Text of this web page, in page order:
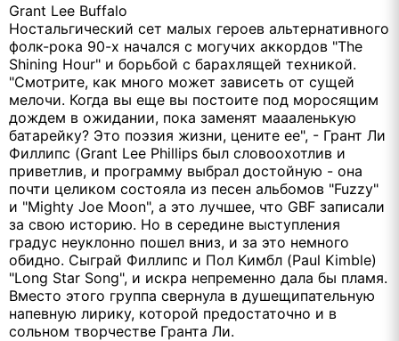
Grant Lee Buffalo
Ностальгический сет малых героев альтернативного
фолк-рока 90-х начался с могучих аккордов "The
Shining Hour" и борьбой с барахлящей техникой.
"Смотрите, как много может зависеть от сущей
мелочи. Когда вы еще вы постоите под моросящим
дождем в ожидании, пока заменят маааленькую
батарейку? Это поэзия жизни, цените ее", - Грант Ли
Филлипс (Grant Lee Phillips был словоохотлив и
приветлив, и программу выбрал достойную - она
почти целиком состояла из песен альбомов "Fuzzy"
и "Mighty Joe Moon", а это лучшее, что GBF записали
за свою историю. Но в середине выступления
градус неуклонно пошел вниз, и за это немного
обидно. Сыграй Филлипс и Пол Кимбл (Paul Kimble)
"Long Star Song", и искра непременно дала бы пламя.
Вместо этого группа свернула в душещипательную
напевную лирику, которой предостаточно и в
сольном творчестве Гранта Ли.